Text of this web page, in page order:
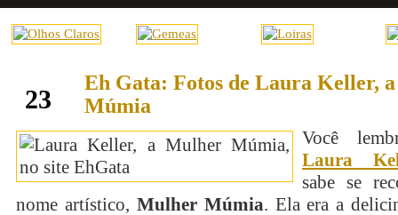
23
Eh Gata: Fotos de Laura Keller,
Múmia
Você
Laura
sabe se
nome artístico, Mulher Múmia. Ela era a